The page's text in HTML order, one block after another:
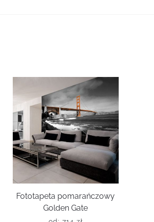
Fototapeta pomarańczowy
Golden Gate